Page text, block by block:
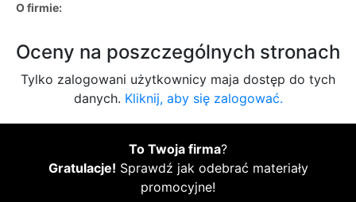
O firmie:
Oceny na poszczególnych stronach
Tylko zalogowani użytkownicy maja dostęp do tych
danych. Kliknij, aby się zalogować.
To Twoja firma?
Gratulacje! Sprawdź jak odebrać materiały
promocyjne!